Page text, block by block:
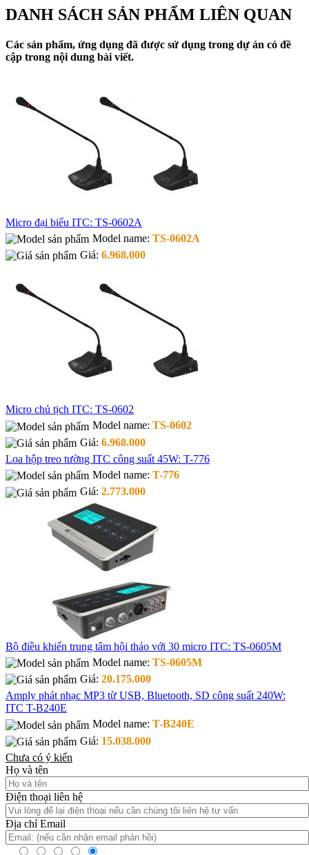
DANH SÁCH SẢN PHẨM LIÊN QUAN
Các sản phẩm, ứng dụng đã được sử dụng trong dự án có đề
cập trong nội dung bài viết.
Micro đại biểu ITC: TS-0602A
Model name: TS-0602A
Giá: 6.968.000
Micro chủ tịch ITC: TS-0602
Model name: TS-0602
Giá: 6.968.000
Loa hộp treo tường ITC công suất 45W: T-776
Model name: T-776
Giá: 2.773.000
Bộ điều khiển trung tâm hội thảo với 30 micro ITC: TS-0605M
Model name: TS-0605M
Giá: 20.175.000
Amply phát nhạc MP3 từ USB, Bluetooth, SD công suất 240W:
ITC T-B240E
Model name: T-B240E
Giá: 15.038.000
Chưa có ý kiến
Họ và tên
Điện thoại liên hệ
Địa chỉ Email